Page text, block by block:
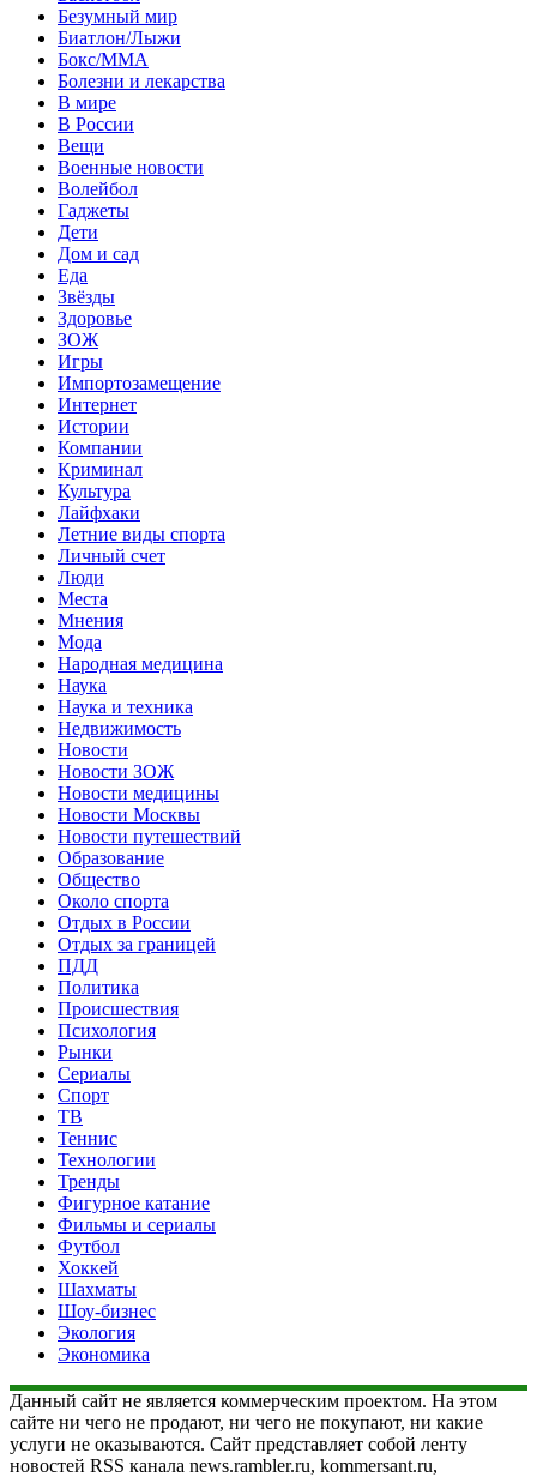
Безумный мир
Биатлон/Лыжи
Бокс/MMA
Болезни и лекарства
В мире
В России
Вещи
Военные новости
Волейбол
Гаджеты
Дети
Дом и сад
Еда
Звёзды
Здоровье
ЗОЖ
Игры
Импортозамещение
Интернет
Истории
Компании
Криминал
Культура
Лайфхаки
Летние виды спорта
Личный счет
Люди
Места
Мнения
Мода
Народная медицина
Наука
Наука и техника
Недвижимость
Новости
Новости ЗОЖ
Новости медицины
Новости Москвы
Новости путешествий
Образование
Общество
Около спорта
Отдых в России
Отдых за границей
ПДД
Политика
Происшествия
Психология
Рынки
Сериалы
Спорт
ТВ
Теннис
Технологии
Тренды
Фигурное катание
Фильмы и сериалы
Футбол
Хоккей
Шахматы
Шоу-бизнес
Экология
Экономика
Данный сайт не является коммерческим проектом. На этом
сайте ни чего не продают, ни чего не покупают, ни какие
услуги не оказываются. Сайт представляет собой ленту
новостей RSS канала news.rambler.ru, kommersant.ru,